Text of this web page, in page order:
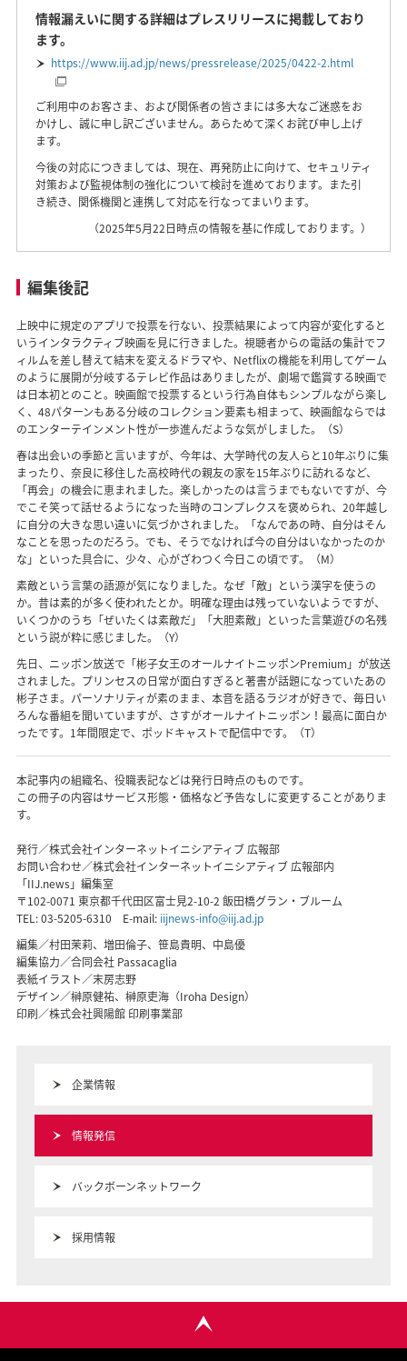
情報漏えいに関する詳細はプレスリリースに掲載しており
ます。
https://www.iij.ad.jp/news/pressrelease/2025/0422-2.html
ご利用中のお客さま、および関係者の皆さまには多大なご迷惑をお
かけし、誠に申し訳ございません。あらためて深くお詫び申し上げ
ます。
今後の対応につきましては、現在、再発防止に向けて、セキュリティ
対策および監視体制の強化について検討を進めております。また引
き続き、関係機関と連携して対応を行なってまいります。
（2025年5月22日時点の情報を基に作成しております。）
編集後記
上映中に規定のアプリで投票を行ない、投票結果によって内容が変化すると
いうインタラクティブ映画を見に行きました。視聴者からの電話の集計でフ
ィルムを差し替えて結末を変えるドラマや、Netflixの機能を利用してゲーム
のように展開が分岐するテレビ作品はありましたが、劇場で鑑賞する映画で
は日本初とのこと。映画館で投票するという行為自体もシンプルながら楽し
く、48パターンもある分岐のコレクション要素も相まって、映画館ならでは
のエンターテインメント性が一歩進んだような気がしました。（S）
春は出会いの季節と言いますが、今年は、大学時代の友人らと10年ぶりに集
まったり、奈良に移住した高校時代の親友の家を15年ぶりに訪れるなど、
「再会」の機会に恵まれました。楽しかったのは言うまでもないですが、今
でこそ笑って話せるようになった当時のコンプレクスを褒められ、20年越し
に自分の大きな思い違いに気づかされました。「なんであの時、自分はそん
なことを思ったのだろう。でも、そうでなければ今の自分はいなかったのか
な」といった具合に、少々、心がざわつく今日この頃です。（M）
素敵という言葉の語源が気になりました。なぜ「敵」という漢字を使うの
か。昔は素的が多く使われたとか。明確な理由は残っていないようですが、
いくつかのうち「ぜいたくは素敵だ」「大胆素敵」といった言葉遊びの名残
という説が粋に感じました。（Y）
先日、ニッポン放送で「彬子女王のオールナイトニッポンPremium」が放送
されました。プリンセスの日常が面白すぎると著書が話題になっていたあの
彬子さま。パーソナリティが素のまま、本音を語るラジオが好きで、毎日い
ろんな番組を聞いていますが、さすがオールナイトニッポン！最高に面白か
ったです。1年間限定で、ポッドキャストで配信中です。（T）
本記事内の組織名、役職表記などは発行日時点のものです。
この冊子の内容はサービス形態・価格など予告なしに変更することがありま
す。
発行／株式会社インターネットイニシアティブ 広報部
お問い合わせ／株式会社インターネットイニシアティブ 広報部内
「IIJ.news」編集室
〒102-0071 東京都千代田区富士見2-10-2 飯田橋グラン・ブルーム
TEL:03-5205-6310 E-mail: iijnews-info@iij.ad.jp
編集／村田茉莉、増田倫子、笹島貴明、中島優
編集協力／合同会社 Passacaglia
表紙イラスト／末房志野
デザイン／榊原健祐、榊原吏海（Iroha Design）
印刷／株式会社興陽館 印刷事業部
企業情報
情報発信
バックボーンネットワーク
採用情報